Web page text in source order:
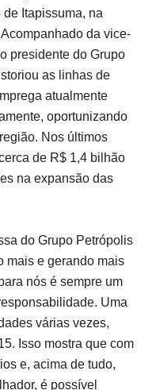
Itapissuma, na
da vice-
presidente do Grupo
as linhas de
atualmente
oportunizando
Nos últimos
de R$ 1,4 bilhão
na expansão das
do Grupo Petrópolis
mais e gerando mais
nós é sempre um
Uma
várias vezes,
Isso mostra que com
e, acima de tudo,
é possível